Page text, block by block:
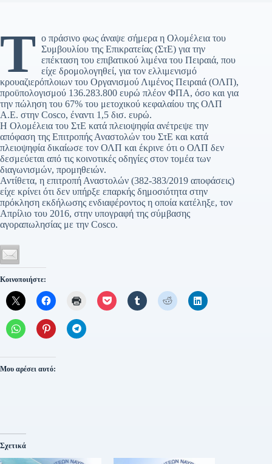
Τ ο πράσινο φως άναψε σήμερα η Ολομέλεια του
Συμβουλίου της Επικρατείας (ΣτΕ) για την
επέκταση του επιβατικού λιμένα του Πειραιά, που
είχε δρομολογηθεί, για τον ελλιμενισμό
κρουαζιερόπλοιων του Οργανισμού Λιμένος Πειραιά (ΟΛΠ),
προϋπολογισμού 136.283.800 ευρώ πλέον ΦΠΑ, όσο και για
την πώληση του 67% του μετοχικού κεφαλαίου της ΟΛΠ
Α.Ε. στην Cosco, έναντι 1,5 δισ. ευρώ.
Η Ολομέλεια του ΣτΕ κατά πλειοψηφία ανέτρεψε την
απόφαση της Επιτροπής Αναστολών του ΣτΕ και κατά
πλειοψηφία δικαίωσε τον ΟΛΠ και έκρινε ότι ο ΟΛΠ δεν
δεσμεύεται από τις κοινοτικές οδηγίες στον τομέα των
διαγωνισμών, προμηθειών.
Αντίθετα, η επιτροπή Αναστολών (382-383/2019 αποφάσεις)
είχε κρίνει ότι δεν υπήρξε επαρκής δημοσιότητα στην
πρόκληση εκδήλωσης ενδιαφέροντος η οποία κατέληξε, τον
Απρίλιο του 2016, στην υπογραφή της σύμβασης
αγοραπωλησίας με την Cosco.
Κοινοποιήστε:
Μου αρέσει αυτό:
Σχετικά